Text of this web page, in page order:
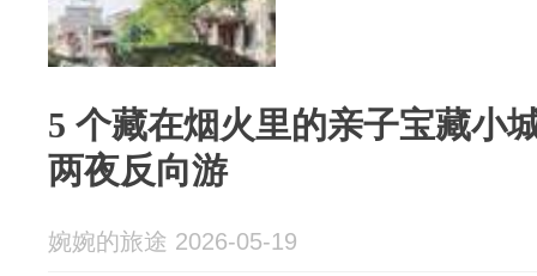
5 个藏在烟火里的亲子宝藏小
两夜反向游
婉婉的旅途 2026-05-19